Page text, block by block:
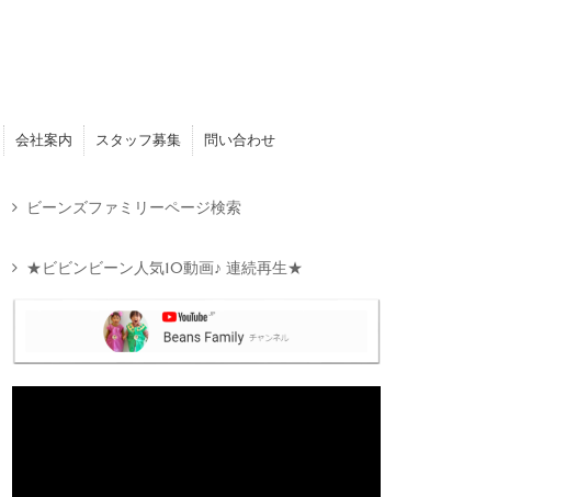
会社案内 スタッフ募集 問い合わせ
ビーンズファミリーページ検索
★ビビンビーン人気10動画♪ 連続再生★